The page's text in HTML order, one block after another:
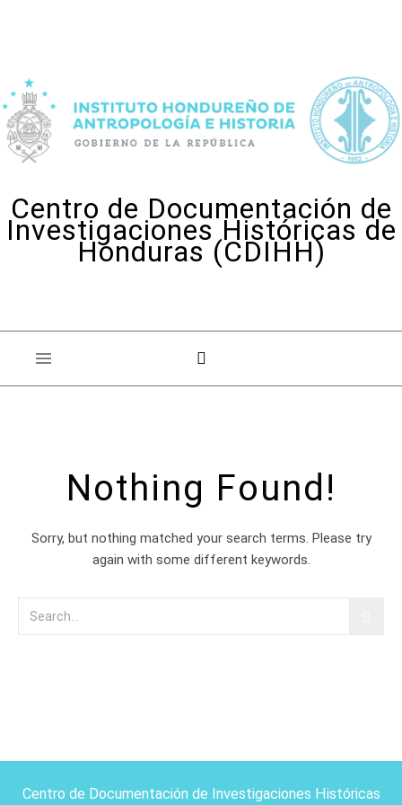
Centro de Documentación de
Investigaciones Históricas de
Honduras (CDIHH)
Nothing Found!
Sorry, but nothing matched your search terms. Please try
again with some different keywords.
Centro de Documentación de Investigaciones Históricas